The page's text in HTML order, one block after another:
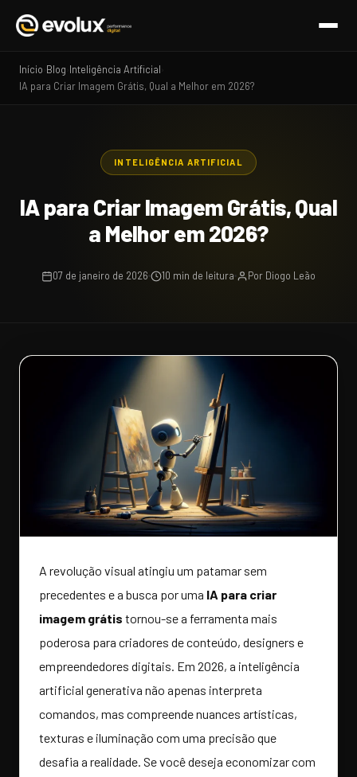
Início Blog Inteligência Artificial
IA para Criar Imagem Grátis, Qual a Melhor em 2026?
INTELIGÊNCIA ARTIFICIAL
IA para Criar Imagem Grátis, Qual
a Melhor em 2026?
07 de janeiro de 2026 10 min de leitura Por Diogo Leão
A revolução visual atingiu um patamar sem
precedentes e a busca por uma IA para criar
imagem grátis tornou-se a ferramenta mais
poderosa para criadores de conteúdo, designers e
empreendedores digitais. Em 2026, a inteligência
artificial generativa não apenas interpreta
comandos, mas compreende nuances artísticas,
texturas e iluminação com uma precisão que
desafia a realidade. Se você deseja economizar com